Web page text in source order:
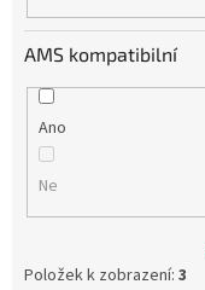
AMS kompatibilní
Ano
Ne
Položek k zobrazení: 3